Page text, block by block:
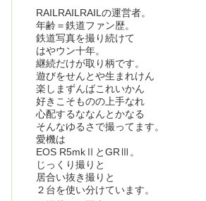
RAILRAILRAILの運営者。
年齢＝鉄道ファン歴。
鉄道写真を撮り続けて
はやウン十年。
継続だけが取り柄です。
遊びをせんとや生まれけん
楽しまずんばこれいかん
好きこそものの上手なれ
心配するななんとかなる
そんなゆるさで撮ってます。
愛機は
EOS R5mkⅡとGRⅢ。
じっくり撮りと
居合い抜き撮りと
２台を使い分けています。